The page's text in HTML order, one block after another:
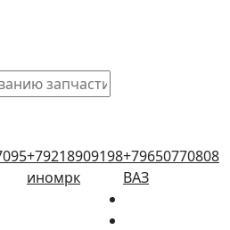
+79218909198
иномрк
+79650770808
ВАЗ